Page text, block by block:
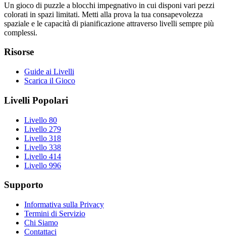
Un gioco di puzzle a blocchi impegnativo in cui disponi vari pezzi
colorati in spazi limitati. Metti alla prova la tua consapevolezza
spaziale e le capacità di pianificazione attraverso livelli sempre più
complessi.
Risorse
Guide ai Livelli
Scarica il Gioco
Livelli Popolari
Livello 80
Livello 279
Livello 318
Livello 338
Livello 414
Livello 996
Supporto
Informativa sulla Privacy
Termini di Servizio
Chi Siamo
Contattaci